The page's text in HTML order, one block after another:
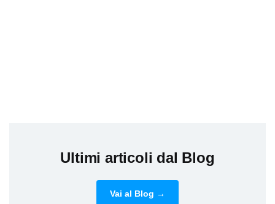
Ultimi articoli dal Blog
Vai al Blog →